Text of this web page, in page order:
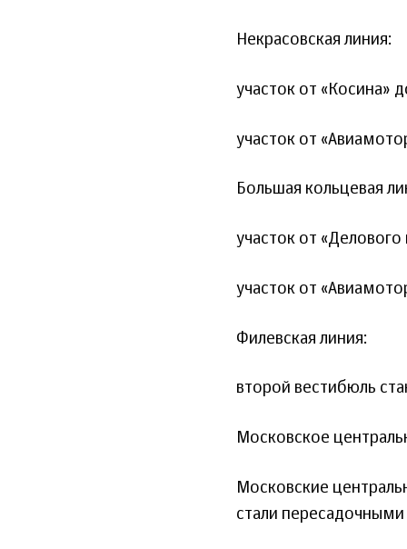
Некрасовская линия:
участок от «Косина»
участок от
Большая кольцевая
участок от
участок от
Филевская линия:
второй вестибюль
Московское
Московские
стали